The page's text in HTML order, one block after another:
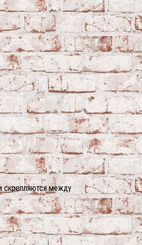
скрепляются между